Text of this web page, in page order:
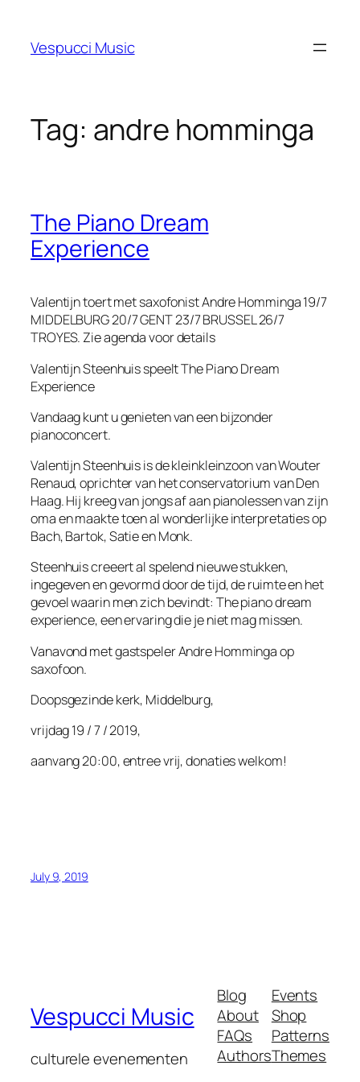
content
Vespucci Music
Tag: andre homminga
The Piano Dream
Experience
Valentijn toert met saxofonist Andre Homminga 19/7
MIDDELBURG 20/7 GENT 23/7 BRUSSEL 26/7
TROYES. Zie agenda voor details
Valentijn Steenhuis speelt The Piano Dream
Experience
Vandaag kunt u genieten van een bijzonder
pianoconcert.
Valentijn Steenhuis is de kleinkleinzoon van Wouter
Renaud, oprichter van het conservatorium van Den
Haag. Hij kreeg van jongs af aan pianolessen van zijn
oma en maakte toen al wonderlijke interpretaties op
Bach, Bartok, Satie en Monk.
Steenhuis creeert al spelend nieuwe stukken,
ingegeven en gevormd door de tijd, de ruimte en het
gevoel waarin men zich bevindt: The piano dream
experience, een ervaring die je niet mag missen.
Vanavond met gastspeler Andre Homminga op
saxofoon.
Doopsgezinde kerk, Middelburg,
vrijdag 19 / 7 / 2019,
aanvang 20:00, entree vrij, donaties welkom!
July 9, 2019
Vespucci Music
culturele evenementen
Blog
About
FAQs
Authors
Events
Shop
Patterns
Themes